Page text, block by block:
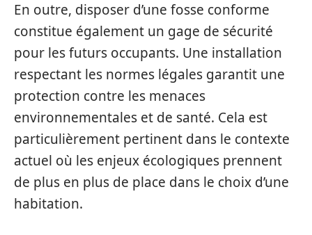
En outre, disposer d’une fosse conforme
constitue également un gage de sécurité
pour les futurs occupants. Une installation
respectant les normes légales garantit une
protection contre les menaces
environnementales et de santé. Cela est
particulièrement pertinent dans le contexte
actuel où les enjeux écologiques prennent
de plus en plus de place dans le choix d’une
habitation.